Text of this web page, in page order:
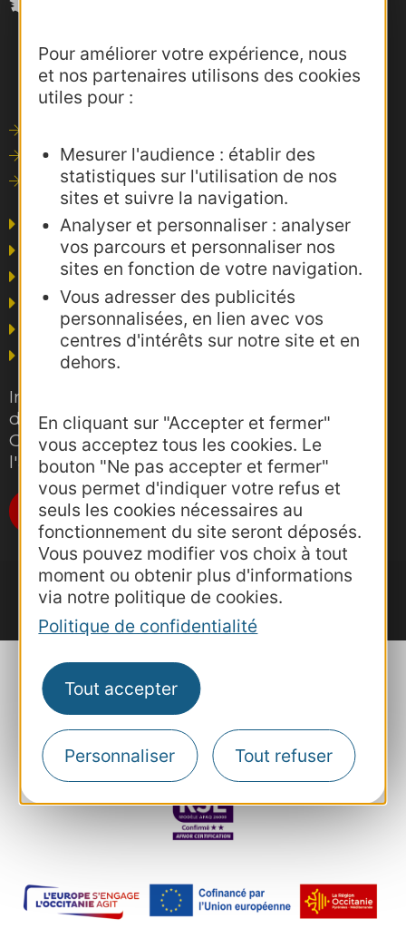
Pour améliorer votre expérience, nous
et nos partenaires utilisons des cookies
utiles pour :
Mesurer l'audience : établir des
statistiques sur l'utilisation de nos
sites et suivre la navigation.
Analyser et personnaliser : analyser
vos parcours et personnaliser nos
sites en fonction de votre navigation.
Vous adresser des publicités
personnalisées, en lien avec vos
centres d'intérêts sur notre site et en
dehors.
En cliquant sur "Accepter et fermer"
vous acceptez tous les cookies. Le
bouton "Ne pas accepter et fermer"
vous permet d'indiquer votre refus et
seuls les cookies nécessaires au
fonctionnement du site seront déposés.
Vous pouvez modifier vos choix à tout
moment ou obtenir plus d'informations
via notre politique de cookies.
Politique de confidentialité
Tout accepter
Personnaliser Tout refuser
Photothèque
Consultations
Agence AD'OCC
Presse et influence
Voyagistes
Business/Mice
Thermalisme
Grand public
Inscrivez-vous gratuitement à la lettre
d'information pro de la destination
Occitanie pour suivre nos actions et
l'actualité du tourisme dans la région
Je m'abonne
Plan du site Mentions et informations